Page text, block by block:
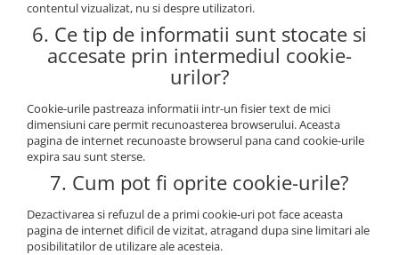
contentul vizualizat, nu si despre utilizatori.
6. Ce tip de informatii sunt stocate si
accesate prin intermediul cookie-
urilor?
Cookie-urile pastreaza informatii intr-un fisier text de mici
dimensiuni care permit recunoasterea browserului. Aceasta
pagina de internet recunoaste browserul pana cand cookie-urile
expira sau sunt sterse.
7. Cum pot fi oprite cookie-urile?
Dezactivarea si refuzul de a primi cookie-uri pot face aceasta
pagina de internet dificil de vizitat, atragand dupa sine limitari ale
posibilitatilor de utilizare ale acesteia.